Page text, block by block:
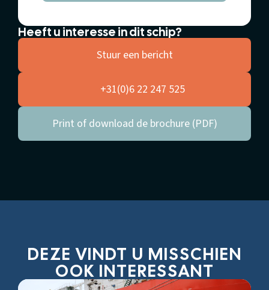
Heeft u interesse in dit schip?
Stuur een bericht
+31(0)6 22 247 525
Print of download de brochure (PDF)
DEZE VINDT U MISSCHIEN
OOK INTERESSANT